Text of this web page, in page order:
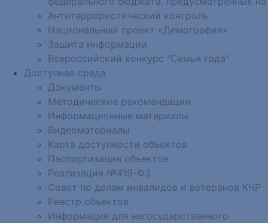
Антитеррористический контроль
Национальный проект «Демография»
Защита информации
Всероссийский конкурс "Семья года"
Доступная среда
Документы
Методические рекомендации
Информационные материалы
Видеоматериалы
Карта доступности объектов
Паспортизация объектов
Реализация №419-ФЗ
Совет по делам инвалидов и ветеранов КЧР
Реестр объектов
Информация для негосударственного